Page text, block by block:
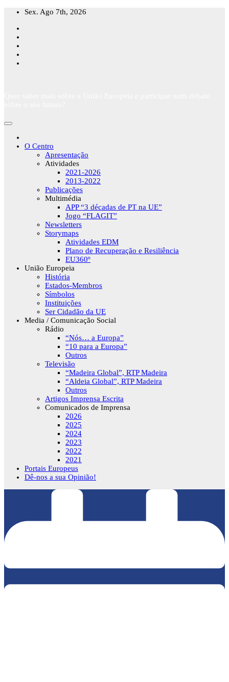
Skip
content
Sex. Ago 7th, 2026
O Centro
Apresentação
Atividades
2021-2026
2013-2022
Publicações
Multimédia
APP “3 décadas de PT na UE”
Jogo “FLAGIT”
Newsletters
Storymaps
Atividades EDM
Plano de Recuperação e Resiliência
EU360º
União Europeia
História
Estados-Membros
Símbolos
Instituições
Ser Cidadão da UE
Media / Comunicação Social
Rádio
“Nós… a Europa”
“10 para a Europa”
Outros
Televisão
“Madeira Global”, RTP Madeira
“Aldeia Global”, RTP Madeira
Outros
Artigos Imprensa Escrita
Comunicados de Imprensa
2026
2025
2024
2023
2022
2021
Portais Europeus
Dê-nos a sua Opinião!